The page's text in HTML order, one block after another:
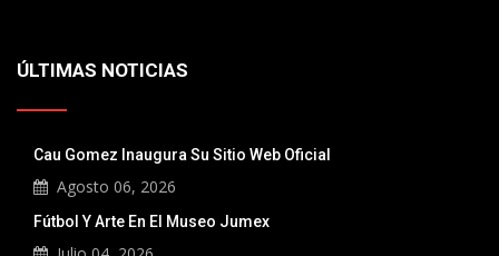
ÚLTIMAS NOTICIAS
Cau Gomez Inaugura Su Sitio Web Oficial
Agosto 06, 2026
Fútbol Y Arte En El Museo Jumex